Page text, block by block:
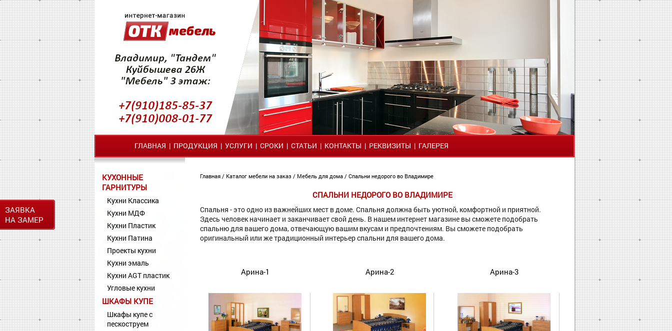
ЗАЯВКА
НА ЗАМЕР
ГЛАВНАЯ | ПРОДУКЦИЯ | УСЛУГИ | СРОКИ | СТАТЬИ | КОНТАКТЫ | РЕКВИЗИТЫ | ГАЛЕРЕЯ
КУХОННЫЕ
ГАРНИТУРЫ
Кухни Классика
Кухни МДФ
Кухни Пластик
Кухни Патина
Проекты кухни
Кухни эмаль
Кухни AGT пластик
Угловые кухни
ШКАФЫ КУПЕ
Шкафы купе с
пескоструем
Главная / Каталог мебели на заказ / Мебель для дома / Спальни недорого во Владимире
СПАЛЬНИ НЕДОРОГО ВО ВЛАДИМИРЕ
Спальня - это одно из важнейших мест в доме. Спальня должна быть уютной, комфортной и приятной.
Здесь человек начинает и заканчивает свой день. В нашем интернет магазине вы сможете подобрать
спальню для вашего дома, отвечающую вашим вкусам и предпочтениям. Вы сможете подобрать
оригинальный или же традиционный интерьер спальни для вашего дома.
Арина-1 Арина-2 Арина-3